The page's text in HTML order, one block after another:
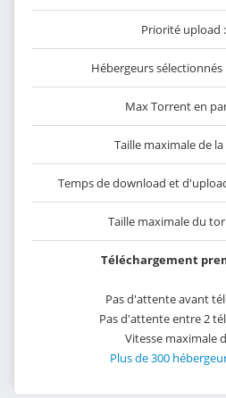
Priorité upload :
Hébergeurs sélectionnés
Max Torrent en
Taille maximale de
Temps de download et
Taille maximale du
Téléchargement
Pas d'attente avant
Pas d'attente entre 2
Vitesse maximale
Plus de 300